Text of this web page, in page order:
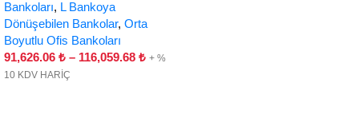
Bankoları, L Bankoya
Dönüşebilen Bankolar, Orta
Boyutlu Ofis Bankoları
91,626.06 ₺ – 116,059.68 ₺ + %
10 KDV HARİÇ